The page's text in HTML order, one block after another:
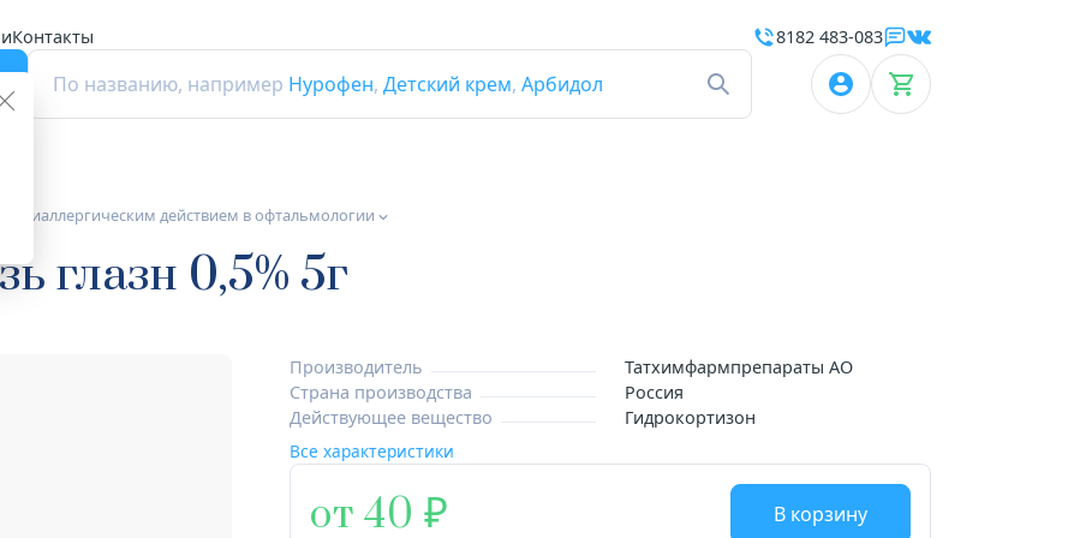
Контакты
По названию, например Нурофен, Детский крем, Арбидол
8182 483-083
с антиаллергическим действием в офтальмологии
глазн 0,5% 5г
Производитель
Татхимфармпрепараты АО
Страна производства
Россия
Действующее вещество
Гидрокортизон
Все характеристики
от 40 В корзину